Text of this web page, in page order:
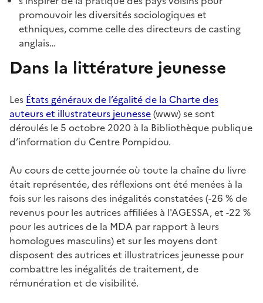
promouvoir les diversités sociologiques et
ethniques, comme celle des directeurs de casting
anglais…
Dans la littérature jeunesse
Les États généraux de l’égalité de la Charte des
auteurs et illustrateurs jeunesse(www) se sont
déroulés le 5 octobre 2020 à la Bibliothèque publique
d’information du Centre Pompidou.
Au cours de cette journée où toute la chaîne du livre
était représentée, des réflexions ont été menées à la
fois sur les raisons des inégalités constatées (-26 % de
revenus pour les autrices affiliées à l'AGESSA, et -22 %
pour les autrices de la MDA par rapport à leurs
homologues masculins) et sur les moyens dont
disposent des autrices et illustratrices jeunesse pour
combattre les inégalités de traitement, de
rémunération et de visibilité.